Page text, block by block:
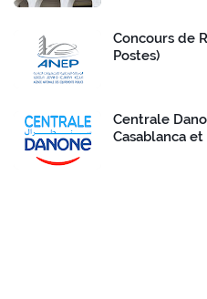
Concours de
Postes)
Centrale
Casablanca